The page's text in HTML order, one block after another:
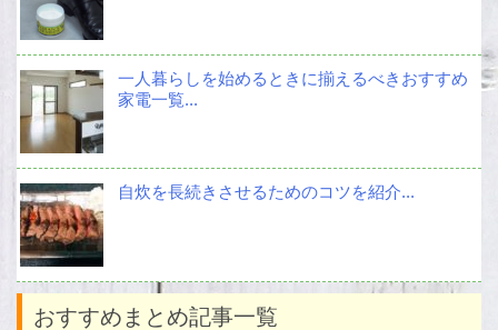
一人暮らしを始めるときに揃えるべきおすすめ
家電一覧...
自炊を長続きさせるためのコツを紹介...
おすすめまとめ記事一覧